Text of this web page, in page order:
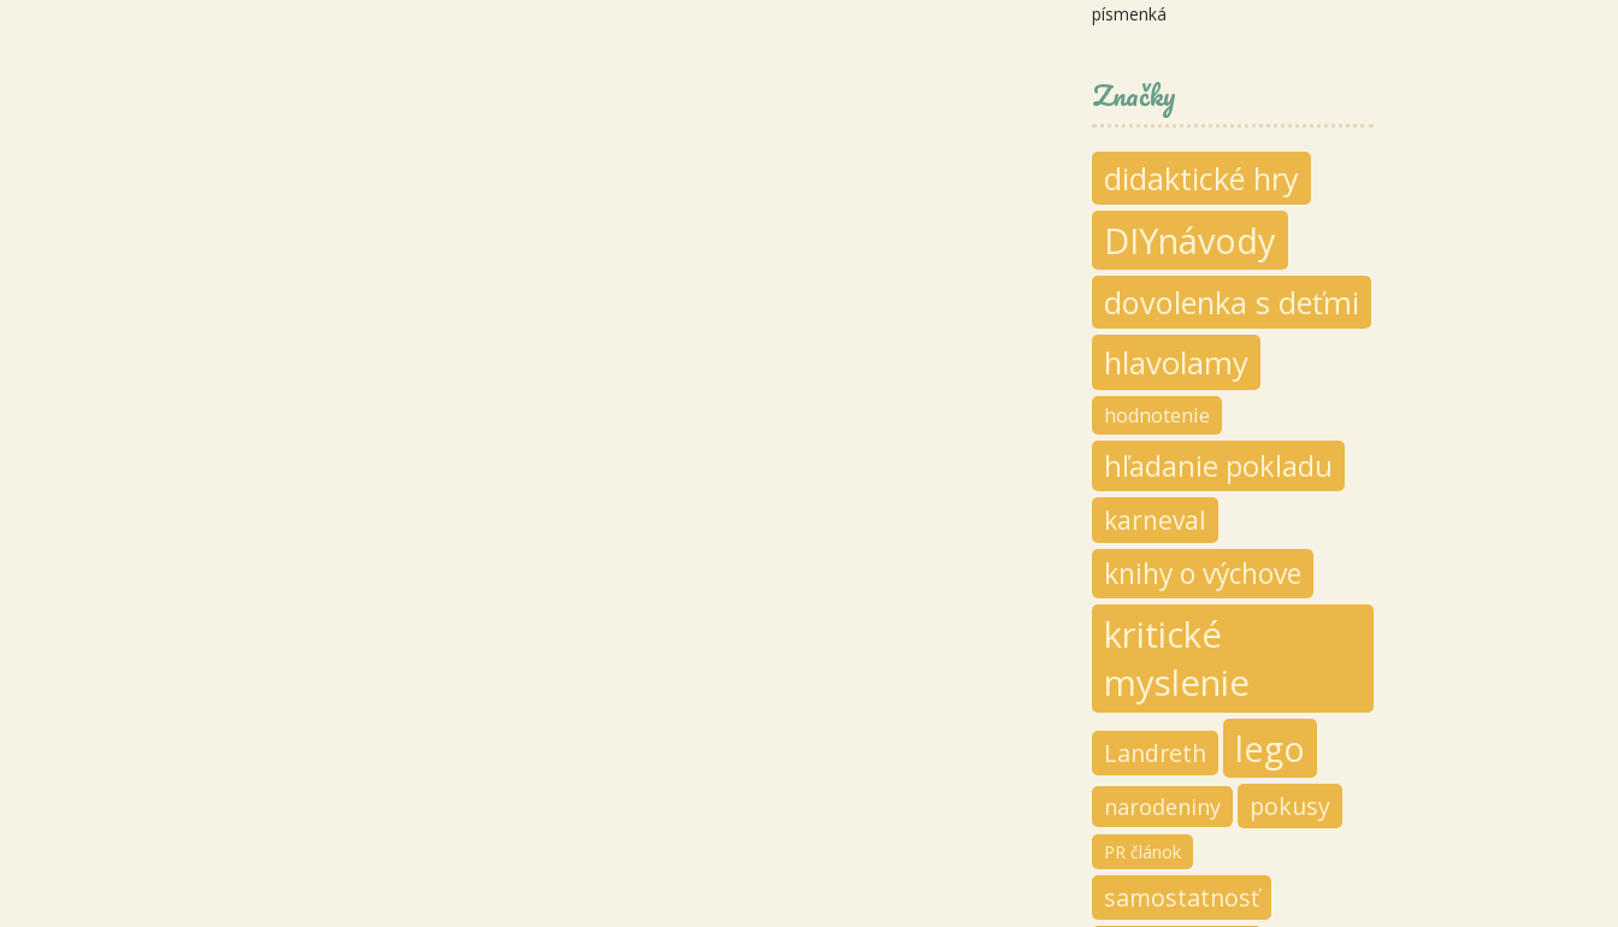
písmenká
Značky
didaktické hry
DIYnávody
dovolenka s deťmi
hlavolamy
hodnotenie
hľadanie pokladu
karneval
knihy o výchove
kritické
myslenie
Landreth lego
narodeniny pokusy
PR článok
samostatnosť